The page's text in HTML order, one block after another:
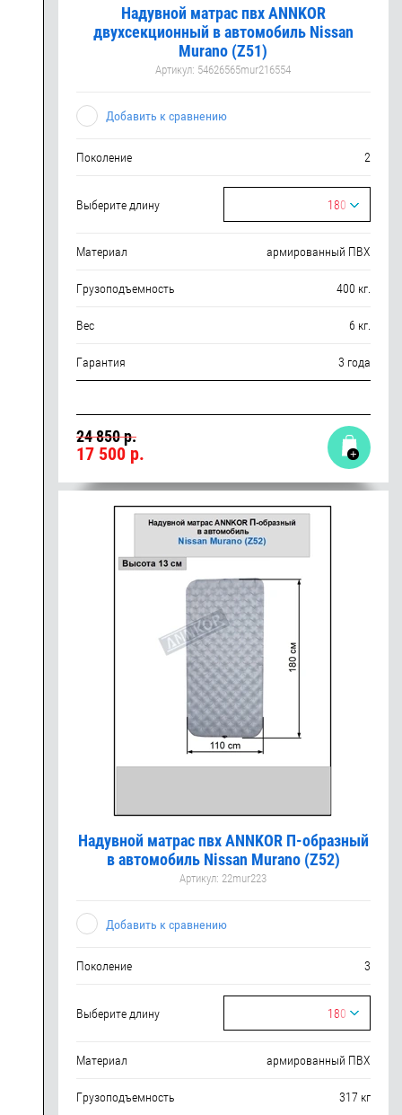
Надувной матрас пвх ANNKOR
двухсекционный в автомобиль Nissan
Murano (Z51)
Артикул: 54626565mur216554
Добавить к сравнению
Поколение 2
Выберите длину 180
Материал армированный ПВХ
Грузоподъемность 400 кг.
Вес 6 кг.
Гарантия 3 года
24 850 р.
17 500р.
Надувной матрас пвх ANNKOR П-образный
в автомобиль Nissan Murano (Z52)
Артикул: 22mur223
Добавить к сравнению
Поколение 3
Выберите длину 180
Материал армированный ПВХ
Грузоподъемность 317 кг